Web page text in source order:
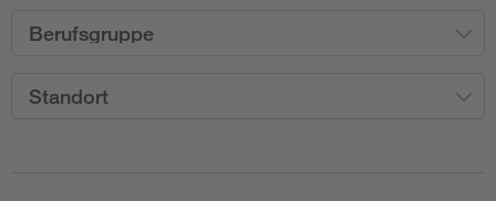
Berufsgruppe
Standort